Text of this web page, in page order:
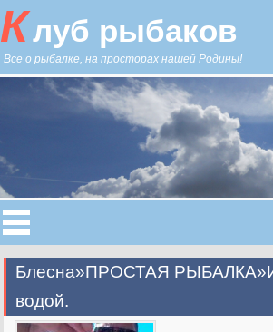
Клуб рыбаков
Все о рыбалке, на просторах нашей Родины!
Блесна»ПРОСТАЯ
водой.